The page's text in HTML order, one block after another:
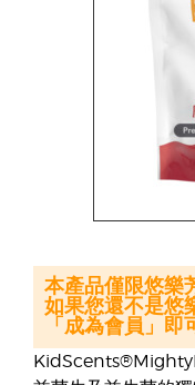
本產品僅限悠樂
如果您還不是悠
「成為會員」即